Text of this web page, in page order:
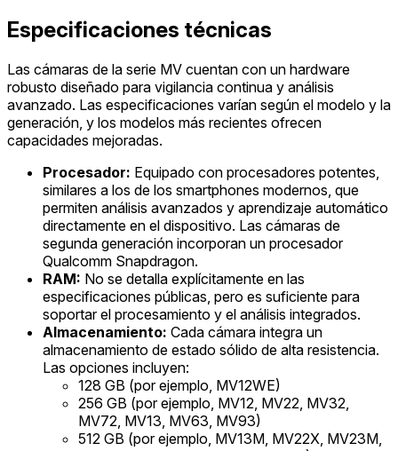
Especificaciones técnicas
Las cámaras de la serie MV cuentan con un hardware
robusto diseñado para vigilancia continua y análisis
avanzado. Las especificaciones varían según el modelo y la
generación, y los modelos más recientes ofrecen
capacidades mejoradas.
Procesador: Equipado con procesadores potentes,
similares a los de los smartphones modernos, que
permiten análisis avanzados y aprendizaje automático
directamente en el dispositivo. Las cámaras de
segunda generación incorporan un procesador
Qualcomm Snapdragon.
RAM: No se detalla explícitamente en las
especificaciones públicas, pero es suficiente para
soportar el procesamiento y el análisis integrados.
Almacenamiento: Cada cámara integra un
almacenamiento de estado sólido de alta resistencia.
Las opciones incluyen:
128 GB (por ejemplo, MV12WE)
256 GB (por ejemplo, MV12, MV22, MV32,
MV72, MV13, MV63, MV93)
512 GB (por ejemplo, MV13M, MV22X, MV23M,